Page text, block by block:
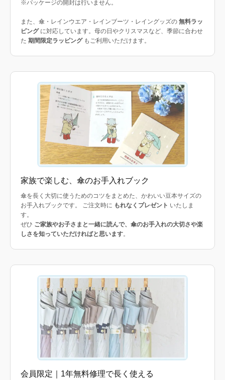
※パッケージの開封は行いません。
また、傘・レインウエア・レインブーツ・レイングッズの 無料ラッ
ピングに対応しています。母の日やクリスマスなど、季節に合わせ
た 期間限定ラッピングもご利用いただけます。
家族で楽しむ、傘のお手入れブック
傘を長く大切に使うためのコツをまとめた、かわいい豆本サイズの
お手入れブックです。 ご注文時に もれなくプレゼント いたしま
す。
ぜひ ご家族やお子さまと一緒に読んで、傘のお手入れの大切さや楽
しさを知っていただければと思います。
会員限定｜1年無料修理で長く使える